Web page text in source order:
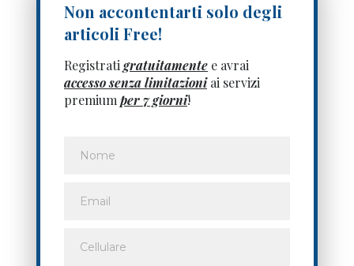
Non accontentarti solo degli
articoli Free!
Registrati gratuitamente e avrai
accesso senza limitazioniai servizi
premium per 7 giorni!